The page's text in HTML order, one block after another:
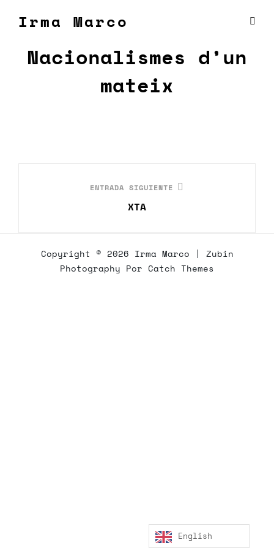
Irma Marco
Nacionalismes d’un
mateix
ENTRADA SIGUIENTE
XTA
Copyright © 2026 Irma Marco | Zubin
Photography Por Catch Themes
English